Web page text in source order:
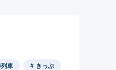
車 きっぷ